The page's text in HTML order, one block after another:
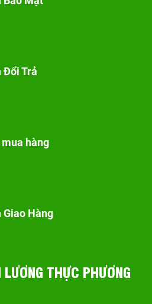
Đổi Trả
hàng
Giao Hàng
THỰC PHƯƠNG